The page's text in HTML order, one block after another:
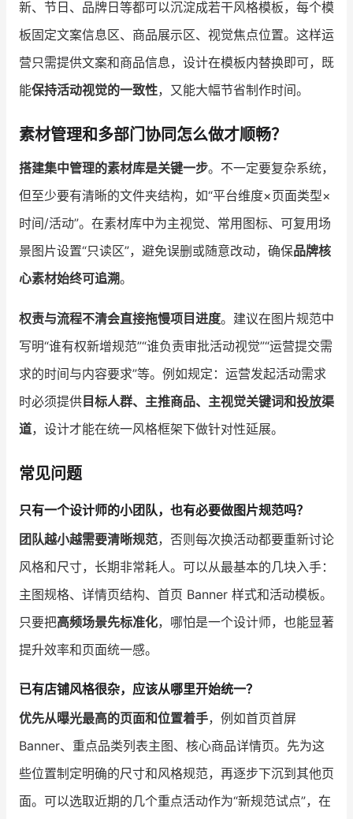
新、节日、品牌日等都可以沉淀成若干风格模板，每个模
板固定文案信息区、商品展示区、视觉焦点位置。这样运
营只需提供文案和商品信息，设计在模板内替换即可，既
能保持活动视觉的一致性，又能大幅节省制作时间。
素材管理和多部门协同怎么做才顺畅？
搭建集中管理的素材库是关键一步。不一定要复杂系统，
但至少要有清晰的文件夹结构，如“平台维度×页面类型×
时间/活动”。在素材库中为主视觉、常用图标、可复用场
景图片设置“只读区”，避免误删或随意改动，确保品牌核
心素材始终可追溯。
权责与流程不清会直接拖慢项目进度。建议在图片规范中
写明“谁有权新增规范”“谁负责审批活动视觉”“运营提交需
求的时间与内容要求”等。例如规定：运营发起活动需求
时必须提供 目标人群、主推商品、主视觉关键词和投放渠
道，设计才能在统一风格框架下做针对性延展。
常见问题
只有一个设计师的小团队，也有必要做图片规范吗？
团队越小越需要清晰规范，否则每次换活动都要重新讨论
风格和尺寸，长期非常耗人。可以从最基本的几块入手：
主图规格、详情页结构、首页 Banner 样式和活动模板。
只要把高频场景先标准化，哪怕是一个设计师，也能显著
提升效率和页面统一感。
已有店铺风格很杂，应该从哪里开始统一？
优先从曝光最高的页面和位置着手，例如首页首屏
Banner、重点品类列表主图、核心商品详情页。先为这
些位置制定明确的尺寸和风格规范，再逐步下沉到其他页
面。可以选取近期的几个重点活动作为“新规范试点”，在